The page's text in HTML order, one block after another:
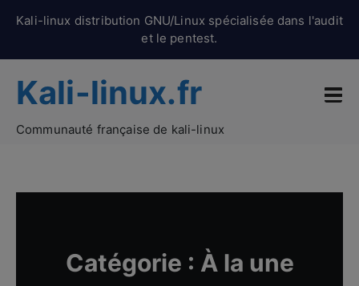
Kali-linux distribution GNU/Linux spécialisée dans l'audit
et le pentest.
Kali-linux.fr
Communauté française de kali-linux
Catégorie : À la une